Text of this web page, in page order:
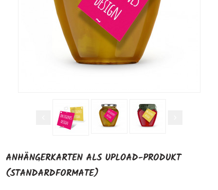
ANHÄNGERKARTEN ALS UPLOAD-PRODUKT
(STANDARDFORMATE)